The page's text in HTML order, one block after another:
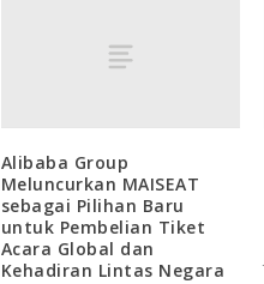
Alibaba Group
Meluncurkan MAISEAT
sebagai Pilihan Baru
untuk Pembelian Tiket
Acara Global dan
Kehadiran Lintas Negara